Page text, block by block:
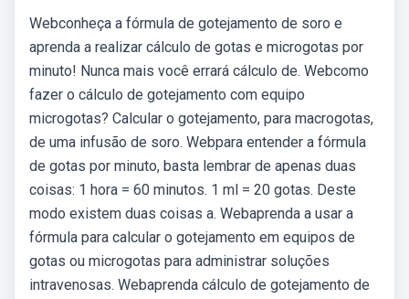
Webconheça a fórmula de gotejamento de soro e
aprenda a realizar cálculo de gotas e microgotas por
minuto! Nunca mais você errará cálculo de. Webcomo
fazer o cálculo de gotejamento com equipo
microgotas? Calcular o gotejamento, para macrogotas,
de uma infusão de soro. Webpara entender a fórmula
de gotas por minuto, basta lembrar de apenas duas
coisas: 1 hora = 60 minutos. 1 ml = 20 gotas. Deste
modo existem duas coisas a. Webaprenda a usar a
fórmula para calcular o gotejamento em equipos de
gotas ou microgotas para administrar soluções
intravenosas. Webaprenda cálculo de gotejamento de